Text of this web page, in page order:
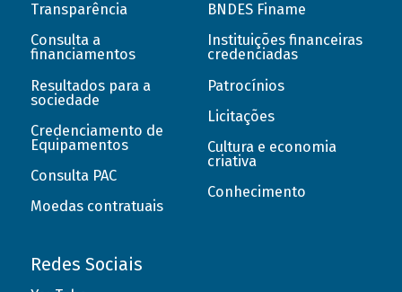
Transparência
Consulta a
financiamentos
Resultados para a
sociedade
Credenciamento de
Equipamentos
Consulta PAC
Moedas contratuais
BNDES Finame
Instituições financeiras
credenciadas
Patrocínios
Licitações
Cultura e economia
criativa
Conhecimento
Redes Sociais